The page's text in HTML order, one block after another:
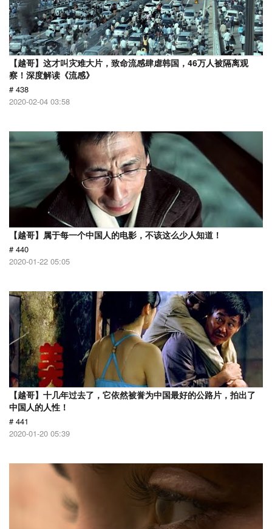
【越哥】这才叫灾难大片，致命流感肆虐韩国，46万人被隔离观
察！深度解读《流感》
# 438
2020-02-04 03:58
【越哥】属于每一个中国人的电影，不该这么少人知道！
# 440
2020-01-22 05:05
【越哥】十几年过去了，它依然被誉为中国最好的公路片，拍出了
中国人的人性！
# 441
2020-01-20 05:39